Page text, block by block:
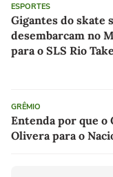
ESPORTES
Gigantes do
desembarcam no
para o SLS Rio
GRÊMIO
Entenda por que
Olivera para o